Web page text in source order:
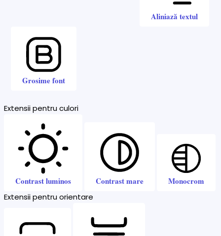
Aliniază textul
Grosime font
Extensii pentru culori
Contrast luminos Contrast mare Monocrom
Extensii pentru orientare